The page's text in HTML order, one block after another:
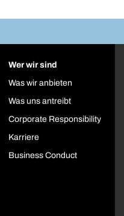
Wer wir sind
Was wir anbieten
Was uns antreibt
Corporate Responsibility
Karriere
Business Conduct